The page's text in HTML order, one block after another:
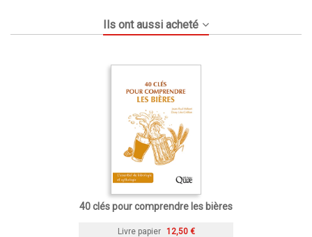
Ils ont aussi acheté
40 clés pour comprendre les bières
Livre papier 12,50 €